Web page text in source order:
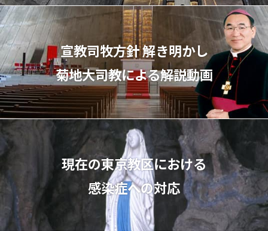
宣教司牧⽅針 解き明かし
菊地⼤司教による解説動画
現在の東京教区における
感染症への対応